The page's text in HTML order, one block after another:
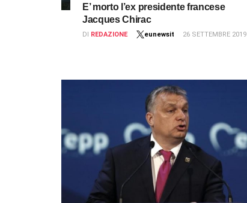
E’ morto l’ex presidente francese
Jacques Chirac
DI REDAZIONE eunewsit 26 SETTEMBRE 2019